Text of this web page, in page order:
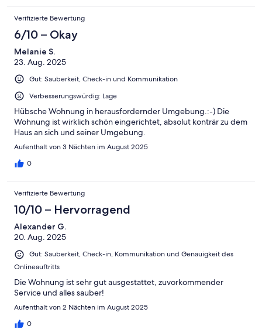
Verifizierte Bewertung
6/10 – Okay
Melanie S.
23. Aug. 2025
Gut: Sauberkeit, Check-in und Kommunikation
Verbesserungswürdig: Lage
Hübsche Wohnung in herausfordernder Umgebung.:-) Die
Wohnung ist wirklich schön eingerichtet, absolut konträr zu dem
Haus an sich und seiner Umgebung.
Aufenthalt von 3 Nächten im August 2025
0
Verifizierte Bewertung
10/10 – Hervorragend
Alexander G.
20. Aug. 2025
Gut: Sauberkeit, Check-in, Kommunikation und Genauigkeit des
Onlineauftritts
Die Wohnung ist sehr gut ausgestattet, zuvorkommender
Service und alles sauber!
Aufenthalt von 2 Nächten im August 2025
0